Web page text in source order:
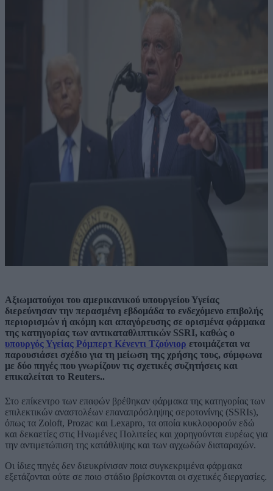
Αξιωματούχοι του αμερικανικού υπουργείου Υγείας
διερεύνησαν την περασμένη εβδομάδα το ενδεχόμενο επιβολής
περιορισμών ή ακόμη και απαγόρευσης σε ορισμένα φάρμακα
της κατηγορίας των αντικαταθλιπτικών SSRI, καθώς ο
υπουργός Υγείας Ρόμπερτ Κένεντι Τζούνιορ ετοιμάζεται να
παρουσιάσει σχέδιο για τη μείωση της χρήσης τους, σύμφωνα
με δύο πηγές που γνωρίζουν τις σχετικές συζητήσεις και
επικαλείται το Reuters..
Στο επίκεντρο των επαφών βρέθηκαν φάρμακα της κατηγορίας των
επιλεκτικών αναστολέων επαναπρόσληψης σεροτονίνης (SSRIs),
όπως τα Zoloft, Prozac και Lexapro, τα οποία κυκλοφορούν εδώ
και δεκαετίες στις Ηνωμένες Πολιτείες και χορηγούνται ευρέως για
την αντιμετώπιση της κατάθλιψης και των αγχωδών διαταραχών.
Οι ίδιες πηγές δεν διευκρίνισαν ποια συγκεκριμένα φάρμακα
εξετάζονται ούτε σε ποιο στάδιο βρίσκονται οι σχετικές διεργασίες.